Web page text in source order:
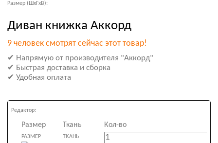
Размер (ШxГxВ):
Диван книжка Аккорд
9 человек смотрят сейчас этот товар!
✔ Напрямую от производителя "Аккорд"
✔ Быстрая доставка и сборка
✔ Удобная оплата
Редактор:
Размер
РАЗМЕР
Ткань
ТКАНЬ
Кол-во